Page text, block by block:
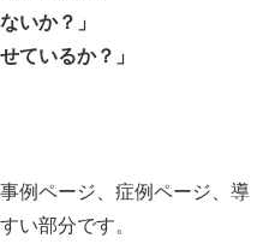
いか？」
ているか？」
例ページ、症例ページ、導
い部分です。